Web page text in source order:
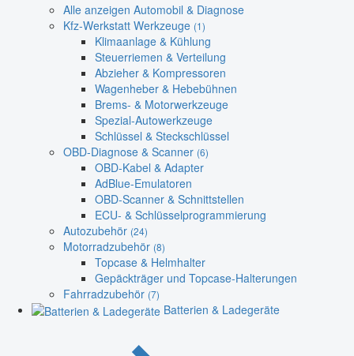
Alle anzeigen Automobil & Diagnose
Kfz-Werkstatt Werkzeuge (1)
Klimaanlage & Kühlung
Steuerriemen & Verteilung
Abzieher & Kompressoren
Wagenheber & Hebebühnen
Brems- & Motorwerkzeuge
Spezial-Autowerkzeuge
Schlüssel & Steckschlüssel
OBD-Diagnose & Scanner (6)
OBD-Kabel & Adapter
AdBlue-Emulatoren
OBD-Scanner & Schnittstellen
ECU- & Schlüsselprogrammierung
Autozubehör (24)
Motorradzubehör (8)
Topcase & Helmhalter
Gepäckträger und Topcase-Halterungen
Fahrradzubehör (7)
Batterien & Ladegeräte